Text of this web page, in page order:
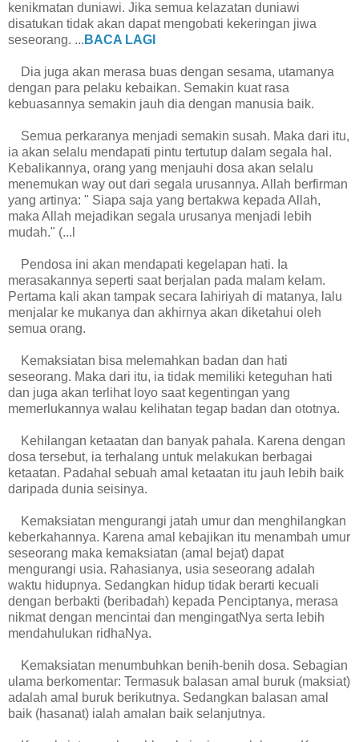
kenikmatan duniawi. Jika semua kelazatan duniawi
disatukan tidak akan dapat mengobati kekeringan jiwa
seseorang. ... BACA LAGI
Dia juga akan merasa buas dengan sesama, utamanya
dengan para pelaku kebaikan. Semakin kuat rasa
kebuasannya semakin jauh dia dengan manusia baik.
Semua perkaranya menjadi semakin susah. Maka dari itu,
ia akan selalu mendapati pintu tertutup dalam segala hal.
Kebalikannya, orang yang menjauhi dosa akan selalu
menemukan way out dari segala urusannya. Allah berfirman
yang artinya: " Siapa saja yang bertakwa kepada Allah,
maka Allah mejadikan segala urusanya menjadi lebih
mudah." (...l
Pendosa ini akan mendapati kegelapan hati. Ia
merasakannya seperti saat berjalan pada malam kelam.
Pertama kali akan tampak secara lahiriyah di matanya, lalu
menjalar ke mukanya dan akhirnya akan diketahui oleh
semua orang.
Kemaksiatan bisa melemahkan badan dan hati
seseorang. Maka dari itu, ia tidak memiliki keteguhan hati
dan juga akan terlihat loyo saat kegentingan yang
memerlukannya walau kelihatan tegap badan dan ototnya.
Kehilangan ketaatan dan banyak pahala. Karena dengan
dosa tersebut, ia terhalang untuk melakukan berbagai
ketaatan. Padahal sebuah amal ketaatan itu jauh lebih baik
daripada dunia seisinya.
Kemaksiatan mengurangi jatah umur dan menghilangkan
keberkahannya. Karena amal kebajikan itu menambah umur
seseorang maka kemaksiatan (amal bejat) dapat
mengurangi usia. Rahasianya, usia seseorang adalah
waktu hidupnya. Sedangkan hidup tidak berarti kecuali
dengan berbakti (beribadah) kepada Penciptanya, merasa
nikmat dengan mencintai dan mengingatNya serta lebih
mendahulukan ridhaNya.
Kemaksiatan menumbuhkan benih-benih dosa. Sebagian
ulama berkomentar: Termasuk balasan amal buruk (maksiat)
adalah amal buruk berikutnya. Sedangkan balasan amal
baik (hasanat) ialah amalan baik selanjutnya.